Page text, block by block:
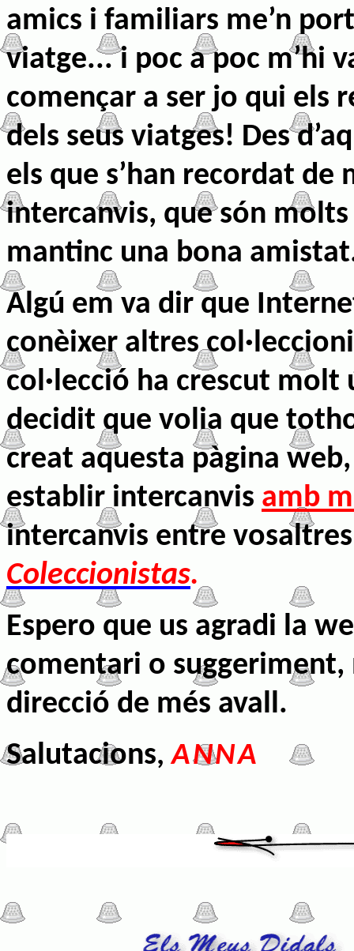
amics i familiars me’n
viatge... i poc a poc m’hi
començar a ser jo qui els
dels seus viatges! Des
els que s’han recordat
intercanvis, que són
mantinc una bona
Algú em va dir que
conèixer altres
col·lecció ha crescut
decidit que volia que
creat aquesta pàgina
establir intercanvis amb
intercanvis entre
Coleccionistas.
Espero que us agradi la
comentari o suggeriment,
direcció de més avall.
Salutacions,ANNA